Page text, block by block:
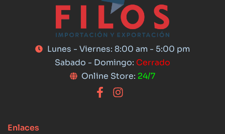
Lunes - Viernes: 8:00 am - 5:00 pm
Sabado - Domingo: Cerrado
Online Store: 24/7
Enlaces